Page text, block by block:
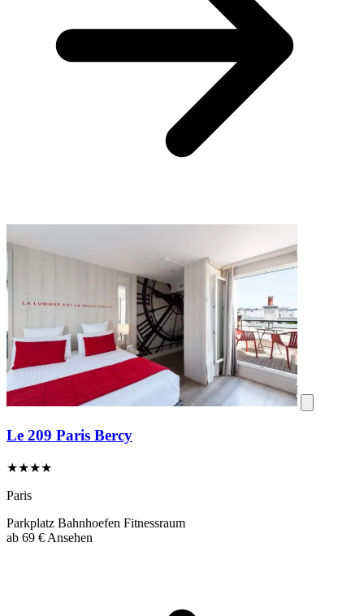
Le 209 Paris Bercy
★★★★
Paris
Parkplatz Bahnhoefen Fitnessraum
ab 69 € Ansehen